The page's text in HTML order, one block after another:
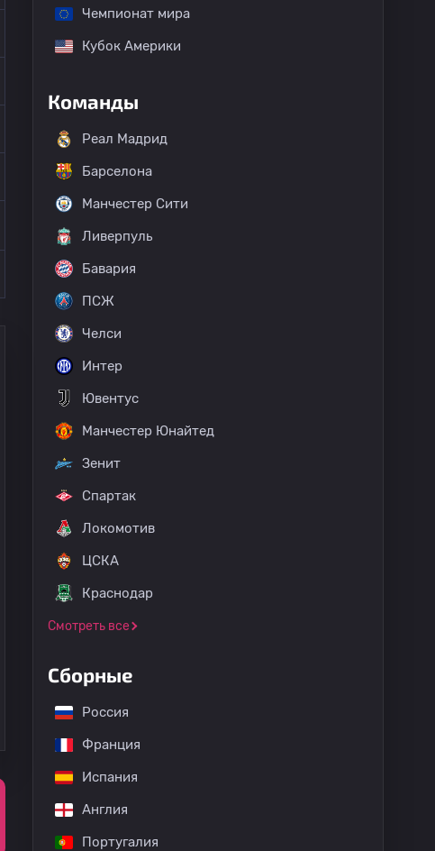
Пернамбукано 1: Бразилия
Чемпионат мира
Кубок Америки
Команды
Реал Мадрид
Барселона
Манчестер Сити
Ливерпуль
Бавария
ПСЖ
Челси
Интер
Ювентус
Манчестер Юнайтед
Зенит
Спартак
Локомотив
ЦСКА
Краснодар
Смотреть все
Сборные
Россия
Франция
Испания
Англия
Португалия